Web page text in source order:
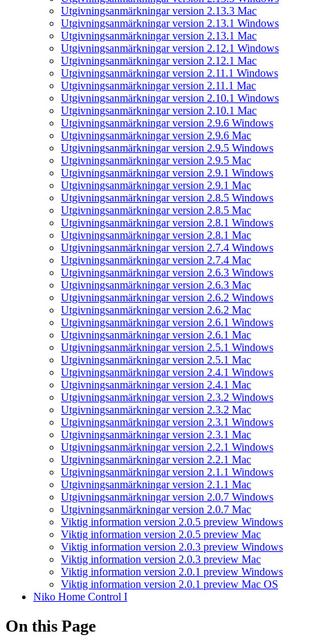
Utgivningsanmärkningar version 2.13.3 Mac
Utgivningsanmärkningar version 2.13.1 Windows
Utgivningsanmärkningar version 2.13.1 Mac
Utgivningsanmärkningar version 2.12.1 Windows
Utgivningsanmärkningar version 2.12.1 Mac
Utgivningsanmärkningar version 2.11.1 Windows
Utgivningsanmärkningar version 2.11.1 Mac
Utgivningsanmärkningar version 2.10.1 Windows
Utgivningsanmärkningar version 2.10.1 Mac
Utgivningsanmärkningar version 2.9.6 Windows
Utgivningsanmärkningar version 2.9.6 Mac
Utgivningsanmärkningar version 2.9.5 Windows
Utgivningsanmärkningar version 2.9.5 Mac
Utgivningsanmärkningar version 2.9.1 Windows
Utgivningsanmärkningar version 2.9.1 Mac
Utgivningsanmärkningar version 2.8.5 Windows
Utgivningsanmärkningar version 2.8.5 Mac
Utgivningsanmärkningar version 2.8.1 Windows
Utgivningsanmärkningar version 2.8.1 Mac
Utgivningsanmärkningar version 2.7.4 Windows
Utgivningsanmärkningar version 2.7.4 Mac
Utgivningsanmärkningar version 2.6.3 Windows
Utgivningsanmärkningar version 2.6.3 Mac
Utgivningsanmärkningar version 2.6.2 Windows
Utgivningsanmärkningar version 2.6.2 Mac
Utgivningsanmärkningar version 2.6.1 Windows
Utgivningsanmärkningar version 2.6.1 Mac
Utgivningsanmärkningar version 2.5.1 Windows
Utgivningsanmärkningar version 2.5.1 Mac
Utgivningsanmärkningar version 2.4.1 Windows
Utgivningsanmärkningar version 2.4.1 Mac
Utgivningsanmärkningar version 2.3.2 Windows
Utgivningsanmärkningar version 2.3.2 Mac
Utgivningsanmärkningar version 2.3.1 Windows
Utgivningsanmärkningar version 2.3.1 Mac
Utgivningsanmärkningar version 2.2.1 Windows
Utgivningsanmärkningar version 2.2.1 Mac
Utgivningsanmärkningar version 2.1.1 Windows
Utgivningsanmärkningar version 2.1.1 Mac
Utgivningsanmärkningar version 2.0.7 Windows
Utgivningsanmärkningar version 2.0.7 Mac
Viktig information version 2.0.5 preview Windows
Viktig information version 2.0.5 preview Mac
Viktig information version 2.0.3 preview Windows
Viktig information version 2.0.3 preview Mac
Viktig information version 2.0.1 preview Windows
Viktig information version 2.0.1 preview Mac OS
Niko Home Control I
On this Page